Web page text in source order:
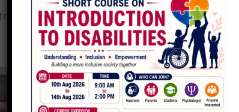
देण्यात आली. सर्व विद्यार्थ्यांनी छोटी फिल्म पाहून, नृत्य व आतिषबाजी